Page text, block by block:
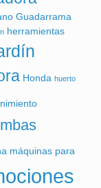
Guadarrama
herramientas
Honda huerto
máquinas para